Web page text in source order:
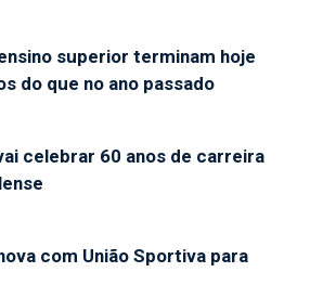
superior terminam hoje
do que no ano passado
celebrar 60 anos de carreira
com União Sportiva para